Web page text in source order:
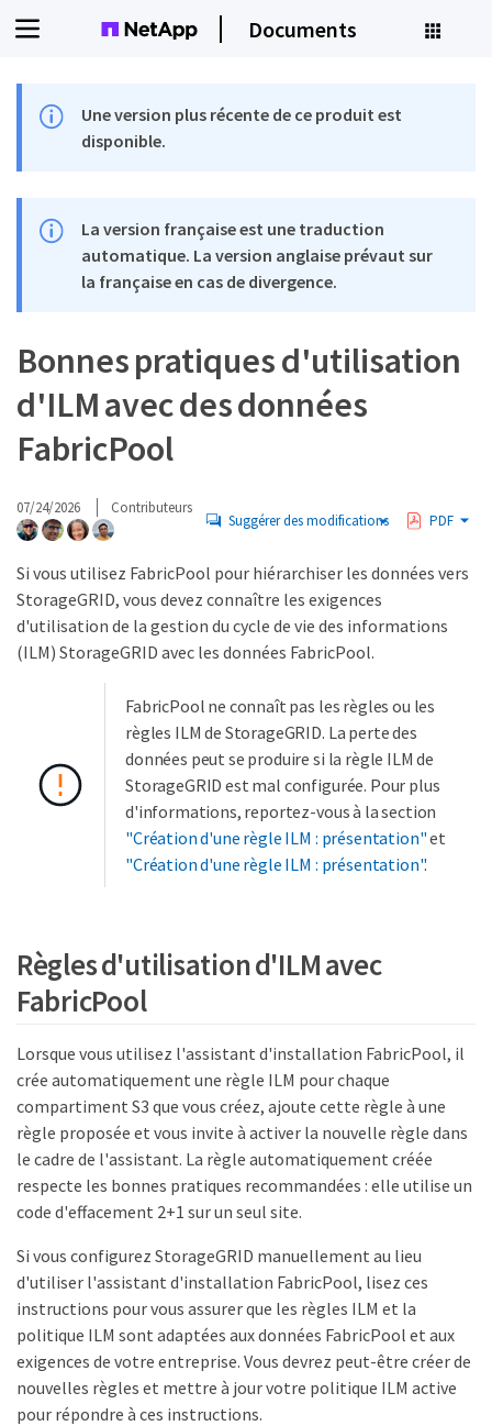
Documents
Une version plus récente de ce produit est
disponible.
La version française est une traduction
automatique. La version anglaise prévaut sur
la française en cas de divergence.
Bonnes pratiques d'utilisation
d'ILM avec des données
FabricPool
07/24/2026 Contributeurs
Suggérer des modifications PDF
Si vous utilisez FabricPool pour hiérarchiser les données vers
StorageGRID, vous devez connaître les exigences
d'utilisation de la gestion du cycle de vie des informations
(ILM) StorageGRID avec les données FabricPool.
FabricPool ne connaît pas les règles ou les
règles ILM de StorageGRID. La perte des
données peut se produire si la règle ILM de
StorageGRID est mal configurée. Pour plus
d'informations, reportez-vous à la section
"Création d'une règle ILM : présentation"et
"Création d'une règle ILM : présentation".
Règles d'utilisation d'ILM avec
FabricPool
Lorsque vous utilisez l'assistant d'installation FabricPool, il
crée automatiquement une règle ILM pour chaque
compartiment S3 que vous créez, ajoute cette règle à une
règle proposée et vous invite à activer la nouvelle règle dans
le cadre de l'assistant. La règle automatiquement créée
respecte les bonnes pratiques recommandées : elle utilise un
code d'effacement 2+1 sur un seul site.
Si vous configurez StorageGRID manuellement au lieu
d'utiliser l'assistant d'installation FabricPool, lisez ces
instructions pour vous assurer que les règles ILM et la
politique ILM sont adaptées aux données FabricPool et aux
exigences de votre entreprise. Vous devrez peut-être créer de
nouvelles règles et mettre à jour votre politique ILM active
pour répondre à ces instructions.